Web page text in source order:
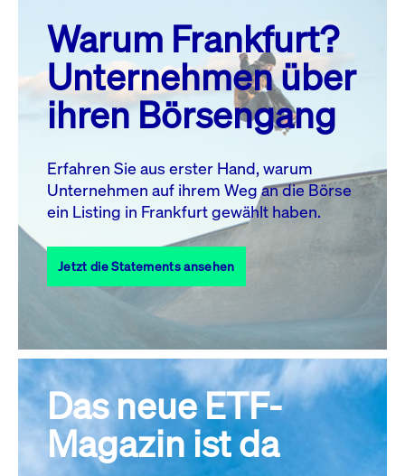
MO. DI. MI. DO. FR. SA. SO.
1
2
3
4 5 6 7 8
10 11 13 14
17
18 19 20 21 22
23
27 28
31
Alle Events
Warum Frankfurt?
Unternehmen über
ihren Börsengang
Erfahren Sie aus erster Hand, warum
Unternehmen auf ihrem Weg an die Börse
ein Listing in Frankfurt gewählt haben.
Jetzt die Statements ansehen
Das neue ETF-
Magazin ist da